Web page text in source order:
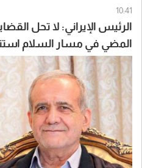
10:41
الرئيس الإيراني: لا تحل
المضي في مسار السلام